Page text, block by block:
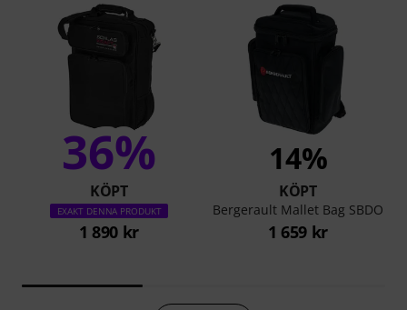
36%
KÖPT
EXAKT DENNA PRODUKT
1 890 kr
14%
KÖPT
Bergerault Mallet Bag SBDO
1 659 kr